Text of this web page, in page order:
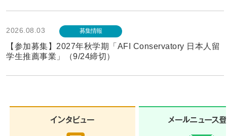
2026.08.03 募集情報
【参加募集】2027年秋学期「AFI Conservatory 日本人留
学生推薦事業」（9/24締切）